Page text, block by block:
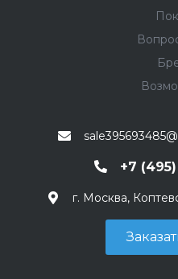
+7
г. Москва,